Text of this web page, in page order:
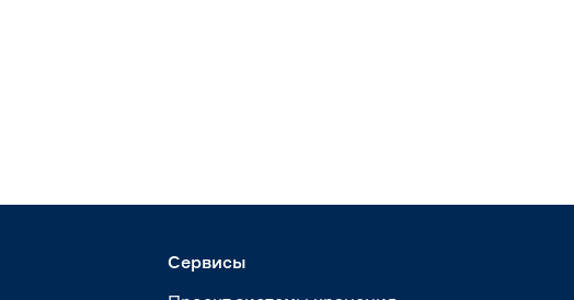
Сервисы